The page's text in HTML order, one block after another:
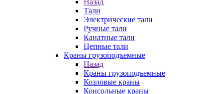
Назад
Тали
Электрические тали
Ручные тали
Канатные тали
Цепные тали
Краны грузоподъемные
Назад
Краны грузоподъемные
Козловые краны
Консольные краны